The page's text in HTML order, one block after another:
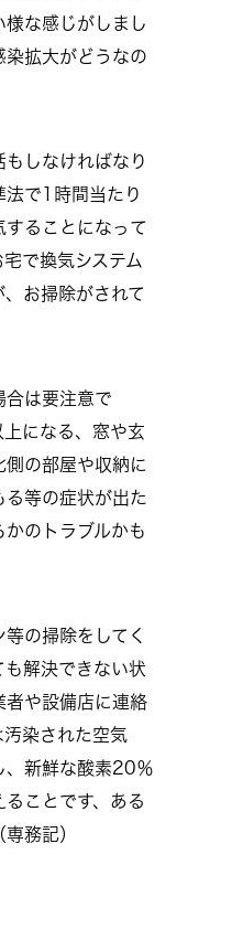
な感じがしまし
染拡大がどうなの
しなければなり
法で1時間当たり
ることになって
で換気システム
お掃除がされて
合は要注意で
になる、窓や玄
側の部屋や収納に
る等の症状が出た
のトラブルかも
の掃除をしてく
も解決できない状
者や設備店に連絡
染された空気
、新鮮な酸素20％
ことです、ある
務記）